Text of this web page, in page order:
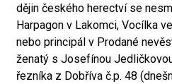
dějin českého herectví se
Harpagon v Lakomci, Vocílka
nebo principál v Prodané
ženatý s Josefínou
řezníka z Dobříva č.p. 48